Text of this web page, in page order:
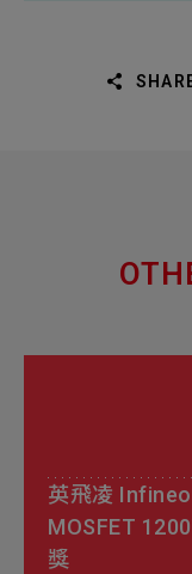
英飛凌
MOSFET
獎